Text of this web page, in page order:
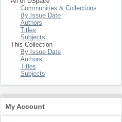
Communities & Collections
By Issue Date
Authors
Titles
Subjects
This Collection
By Issue Date
Authors
Titles
Subjects
My Account